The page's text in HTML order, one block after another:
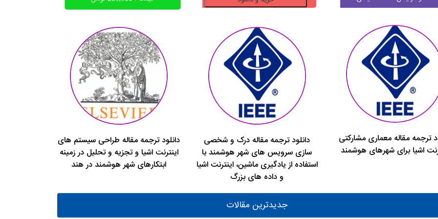
ترجمه
ارائه
دهنده
داده
بلاک
چین
و
اینترنت
اشیا
در
کاربردهای
هوشمند
عدد
ترجمه مقاله معماری مشارکتی
اشیا برای شهرهای هوشمند
دانلود ترجمه مقاله درک و شخصی
سازی سرویس های شهر هوشمند با
استفاده از یادگیری ماشین، اینترنت اشیا
و داده های بزرگ
دانلود ترجمه مقاله طراحی سیستم های
اینترنت اشیا و تجزیه و تحلیل در زمینه
ابتکارهای شهر هوشمند در هند
جدیدترین مقالات